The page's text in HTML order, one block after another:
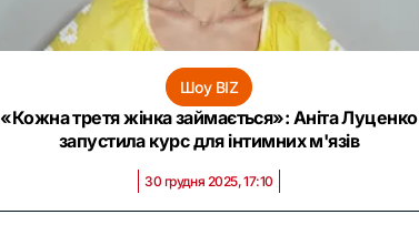
Шоу BIZ
«Кожна третя жінка займається»: Аніта Луценко
запустила курс для інтимних м'язів
30 грудня 2025, 17:10